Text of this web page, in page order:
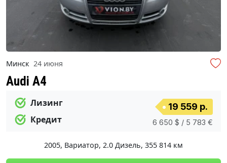
Минск 24 июня
Audi A4
Лизинг
Кредит
19 559 р.
6 650 $ / 5 783 €
2005, Вариатор, 2.0 Дизель, 355 814 км